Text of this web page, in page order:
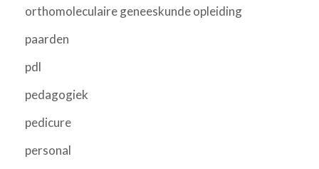
orthomoleculaire geneeskunde opleiding
paarden
pdl
pedagogiek
pedicure
personal